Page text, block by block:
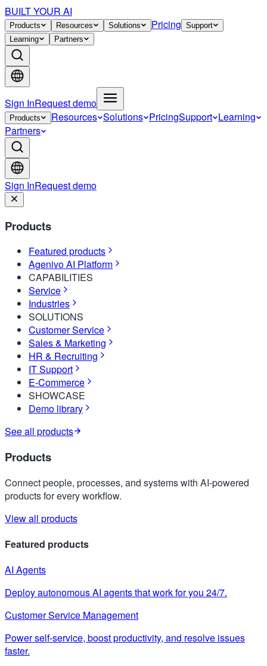
BUILT YOUR AI
Products Resources Solutions Pricing Support
Learning
Partners
Sign InRequest demo
Products Resources Solutions PricingSupport Learning
Partners
Sign InRequest demo
Products
Featured products
Agenivo AI Platform
CAPABILITIES
Service
Industries
SOLUTIONS
Customer Service
Sales & Marketing
HR & Recruiting
IT Support
E-Commerce
SHOWCASE
Demo library
See all products
Products
Connect people, processes, and systems with AI-powered
products for every workflow.
View all products
Featured products
AI Agents
Deploy autonomous AI agents that work for you 24/7.
Customer Service Management
Power self-service, boost productivity, and resolve issues
faster.